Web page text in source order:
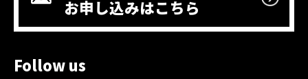
お申し込みはこちら
Follow us